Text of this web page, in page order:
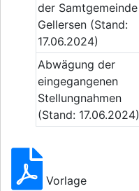
der Samtgemeinde
Gellersen (Stand:
17.06.2024)
Abwägung der
eingegangenen
Stellungnahmen
(Stand: 17.06.2024)
Vorlage